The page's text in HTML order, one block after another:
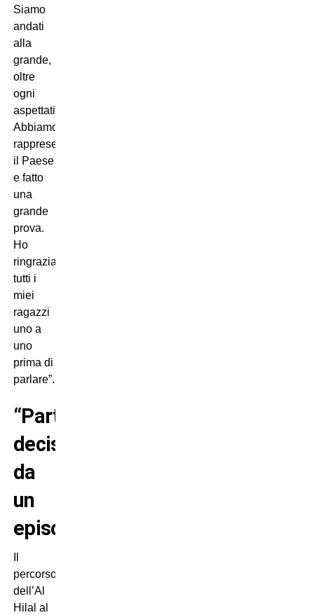
Siamo
andati
alla
grande,
oltre
ogni
aspettativa.
Abbiamo
rappresentato
il Paese
e fatto
una
grande
prova.
Ho
ringraziato
tutti i
miei
ragazzi
uno a
uno
prima di
parlare”.
“Partita
decisa
da
un
episodio”
percorso
dell’Al
Hilal al